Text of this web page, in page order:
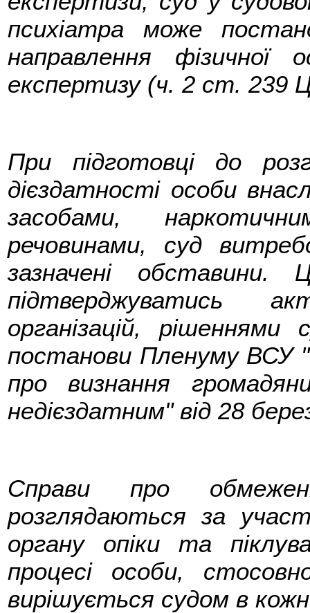
психіатра може
направлення фізичної
експертизу (ч. 2 ст. 239
При підготовці до
дієздатності особи
засобами,
речовинами, суд
зазначені
підтверджуватись
організацій,
постанови Пленуму ВСУ
про визнання
недієздатним" від 28
Справи про
розглядаються за
органу опіки та
процесі особи,
вирішується судом в